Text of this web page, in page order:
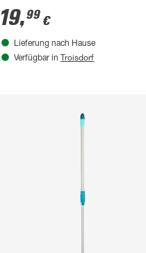
19,99 €
Lieferung nach Hause
Verfügbar in Troisdorf